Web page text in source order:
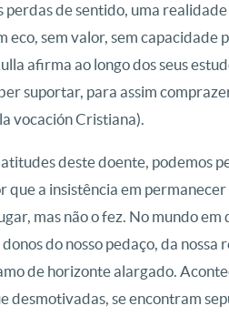
perdas de sentido, uma
eco, sem valor, sem
afirma ao longo dos seus
suportar, para assim
vocación Cristiana).
deste doente, podemos
que a insistência em
mas não o fez. No mundo
do nosso pedaço, da
de horizonte alargado.
desmotivadas, se encontram